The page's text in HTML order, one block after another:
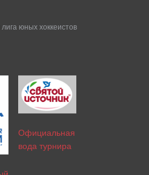
лига юных хоккеистов
Официальная
вода турнира